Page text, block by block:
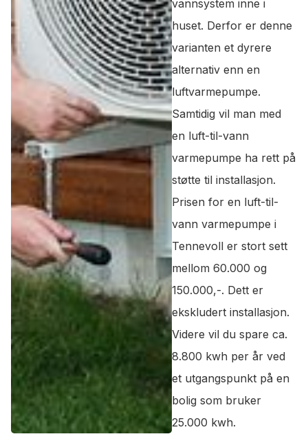
vannsystem inne i
huset. Derfor er denne
varianten et dyrere
alternativ enn en
luftvarmepumpe.
Samtidig vil man med
en luft-til-vann
varmepumpe ha rett på
støtte til installasjon.
Prisen for en luft-til-
vann varmepumpe i
Tennevoll er stort sett
mellom 60.000 og
150.000,-. Dett er
ekskludert installasjon.
Videre vil du spare ca.
8.800 kwh per år ved
et utgangspunkt på en
bolig som bruker
25.000 kwh.